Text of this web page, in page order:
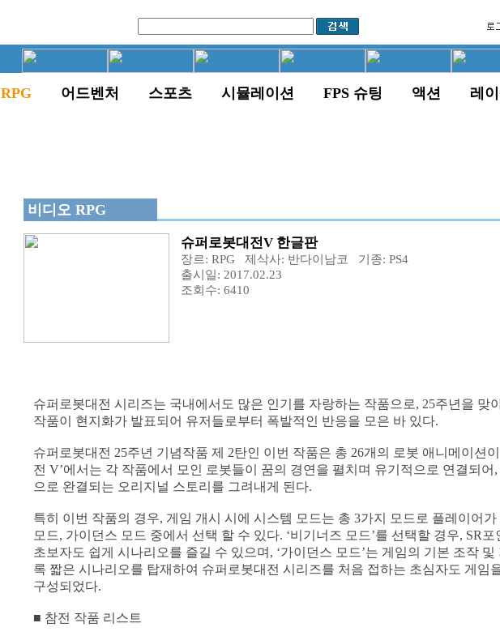
RPG 어드벤처 스포츠 시뮬레이션 FPS 슈팅 액션 레
비디오 RPG
슈퍼로봇대전V 한글판
장르: RPG 제삭사: 반다이남코 기종: PS4
출시일: 2017.02.23
조회수: 6410
슈퍼로봇대전 시리즈는 국내에서도 많은 인기를 자랑하는 작품으로, 25주년을 맞
작품이 현지화가 발표되어 유저들로부터 폭발적인 반응을 모은 바 있다.
슈퍼로봇대전 25주년 기념작품 제 2탄인 이번 작품은 총 26개의 로봇 애니메이션
전 V’에서는 각 작품에서 모인 로봇들이 꿈의 경연을 펼치며 유기적으로 연결되어
으로 완결되는 오리지널 스토리를 그려내게 된다.
특히 이번 작품의 경우, 게임 개시 시에 시스템 모드는 총 3가지 모드로 플레이어
모드, 가이던스 모드 중에서 선택 할 수 있다. ‘비기너즈 모드’를 선택할 경우, SR
초보자도 쉽게 시나리오를 즐길 수 있으며, ‘가이던스 모드’는 게임의 기본 조작
록 짧은 시나리오를 탑재하여 슈퍼로봇대전 시리즈를 처음 접하는 초심자도 게임
구성되었다.
■ 참전 작품 리스트